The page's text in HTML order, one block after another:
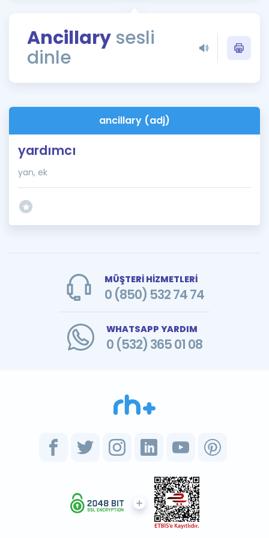
Rehberlik Aracı
ÖSYM Sınav Takvimi
İngilizce Gramer
Ancillary sesli
dinle
ancillary (adj)
yardımcı
yan, ek
MÜŞTERİ HİZMETLERİ
0 (850) 532 74 74
WHATSAPP YARDIM
0 (532) 365 01 08